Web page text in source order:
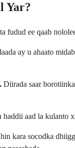
Yar?
ee qaab
ay u ahaato
Diirada saar
aad la kulanto
kara socodka